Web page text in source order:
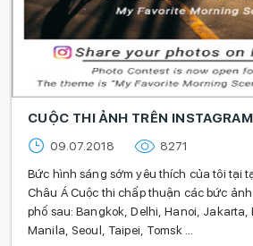
CUỘC THI ẢNH TRÊN INSTAGRAM
09.07.2018
8271
Bức hình sáng sớm yêu thích của tôi tại
Châu Á Cuộc thi chấp thuận các bức ảnh chụp tại các thành
phố sau: Bangkok, Delhi, Hanoi, Jakarta,
Manila, Seoul, Taipei, Tomsk ...